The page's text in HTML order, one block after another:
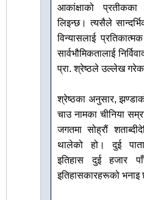
आकांक्षाको प्रतीकका
लिइन्छ। त्यसैले
विन्यासलाई
सार्वभौमिकतालाई
प्रा. श्रेष्ठले उल्लेख
श्रेष्ठका अनुसार,
चाउ नामका चीनिया
जगतमा सोह्रौं
थालेको हो। दुई
इतिहास दुई हजार
इतिहासकारहरूको भनाइ